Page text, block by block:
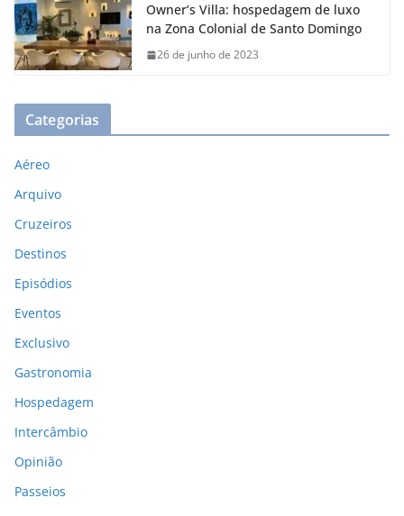
Owner’s Villa: hospedagem de luxo
na Zona Colonial de Santo Domingo
26 de junho de 2023
Categorias
Aéreo
Arquivo
Cruzeiros
Destinos
Episódios
Eventos
Exclusivo
Gastronomia
Hospedagem
Intercâmbio
Opinião
Passeios